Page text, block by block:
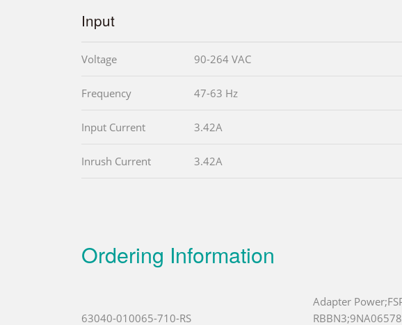
Input
Voltage 90-264 VAC
Frequency 47-63 Hz
Input Current 3.42A
Inrush Current 3.42A
Ordering Information
63040-010065-710-RS
Adapter